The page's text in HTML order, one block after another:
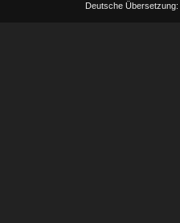
Deutsche Übersetzung: